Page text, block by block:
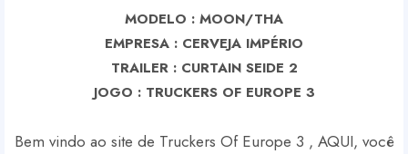
MODELO : MOON/THA
EMPRESA : CERVEJA IMPÉRIO
TRAILER : CURTAIN SEIDE 2
JOGO : TRUCKERS OF EUROPE 3
Bem vindo ao site de Truckers Of Europe 3 , AQUI, você